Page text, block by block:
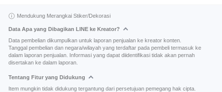
Mendukung Merangkai Stiker/Dekorasi
Data Apa yang Dibagikan LINE ke Kreator?
Data pembelian dikumpulkan untuk laporan penjualan ke kreator konten.
Tanggal pembelian dan negara/wilayah yang terdaftar pada pembeli termasuk ke
dalam laporan penjualan. Informasi yang dapat diidentifikasi tidak akan pernah
disertakan ke dalam laporan.
Tentang Fitur yang Didukung
Item mungkin tidak didukung tergantung dari persetujuan pemegang hak cipta.